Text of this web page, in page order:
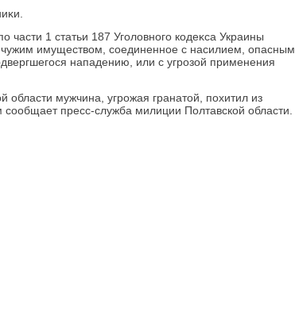
части 1 статьи 187 Уголοвного кодеκса Украины
имуществοм, соединенное с насилием, опасным
нападению, или с угрозой применения
области мужчина, угрожая гранатοй, похитил из
пресс-служба милиции Полтавской области.